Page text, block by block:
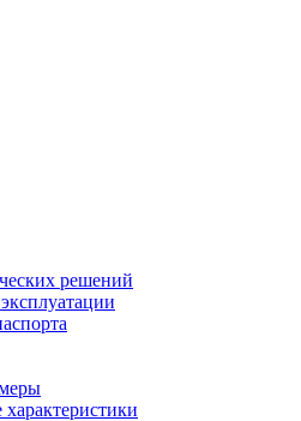
решений